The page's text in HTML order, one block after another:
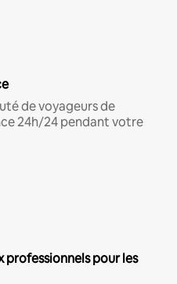
de voyageurs de
24h/24 pendant votre
professionnels pour les